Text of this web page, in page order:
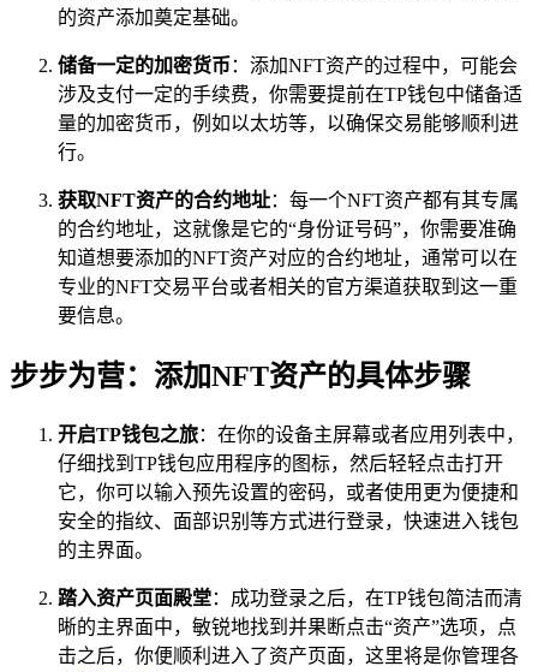
的资产添加奠定基础。
储备一定的加密货币 ：添加NFT资产的过程中，可能会
涉及支付一定的手续费，你需要提前在TP钱包中储备适
量的加密货币，例如以太坊等，以确保交易能够顺利进
行。
获取NFT资产的合约地址：每一个NFT资产都有其专属
的合约地址，这就像是它的“身份证号码”，你需要准确
知道想要添加的NFT资产对应的合约地址，通常可以在
专业的NFT交易平台或者相关的官方渠道获取到这一重
要信息。
步步为营：添加NFT资产的具体步骤
开启TP钱包之旅：在你的设备主屏幕或者应用列表中，
仔细找到TP钱包应用程序的图标，然后轻轻点击打开
它，你可以输入预先设置的密码，或者使用更为便捷和
安全的指纹、面部识别等方式进行登录，快速进入钱包
的主界面。
踏入资产页面殿堂：成功登录之后，在TP钱包简洁而清
晰的主界面中，敏锐地找到并果断点击“资产”选项，点
击之后，你便顺利进入了资产页面，这里将是你管理各